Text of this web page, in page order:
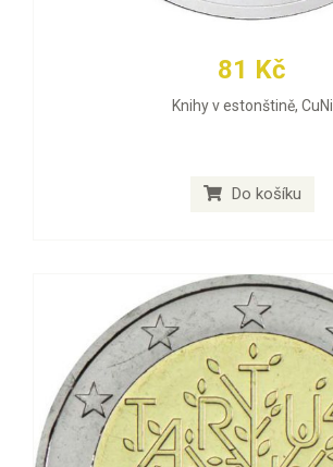
81 Kč
Knihy v estonštině, CuNi
Do košíku